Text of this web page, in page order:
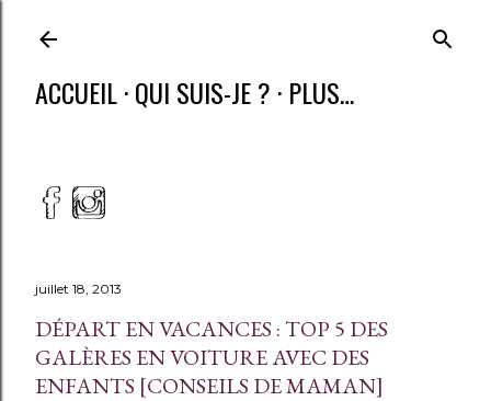
ACCUEIL QUI SUIS-JE ? PLUS…
juillet 18, 2013
DÉPART EN VACANCES : TOP 5 DES
GALÈRES EN VOITURE AVEC DES
ENFANTS [CONSEILS DE MAMAN]